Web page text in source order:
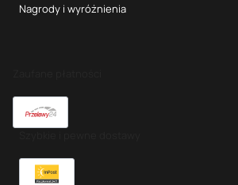
Nagrody i wyróżnienia